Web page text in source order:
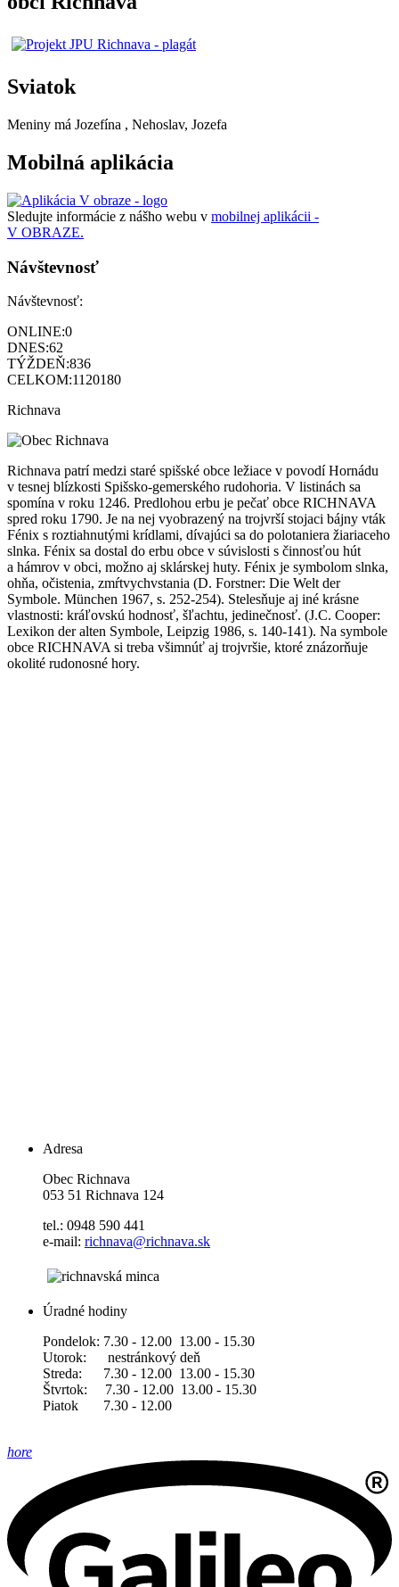
Sviatok
Meniny má Jozefína , Nehoslav, Jozefa
Mobilná aplikácia
Sledujte informácie z nášho webu v mobilnej aplikácii -
V OBRAZE.
Návštevnosť
Návštevnosť:
ONLINE:0
DNES:62
TÝŽDEŇ:836
CELKOM:1120180
Richnava
Richnava patrí medzi staré spišské obce ležiace v povodí Hornádu
v tesnej blízkosti Spišsko-gemerského rudohoria. V listinách sa
spomína v roku 1246. Predlohou erbu je pečať obce RICHNAVA
spred roku 1790. Je na nej vyobrazený na trojvrší stojaci bájny vták
Fénix s roztiahnutými krídlami, dívajúci sa do polotaniera žiariaceho
slnka. Fénix sa dostal do erbu obce v súvislosti s činnosťou hút
a hámrov v obci, možno aj sklárskej huty. Fénix je symbolom slnka,
ohňa, očistenia, zmŕtvychvstania (D. Forstner: Die Welt der
Symbole. München 1967, s. 252-254). Stelesňuje aj iné krásne
vlastnosti: kráľovskú hodnosť, šľachtu, jedinečnosť. (J.C. Cooper:
Lexikon der alten Symbole, Leipzig 1986, s. 140-141). Na symbole
obce RICHNAVA si treba všimnúť aj trojvršie, ktoré znázorňuje
okolité rudonosné hory.
Adresa
Obec Richnava
053 51 Richnava 124
tel.: 0948 590 441
e-mail: richnava@richnava.sk
Úradné hodiny
Pondelok: 7.30 - 12.00 13.00 - 15.30
Utorok: nestránkový deň
Streda: 7.30 - 12.00 13.00 - 15.30
Štvrtok: 7.30 - 12.00 13.00 - 15.30
Piatok 7.30 - 12.00
hore